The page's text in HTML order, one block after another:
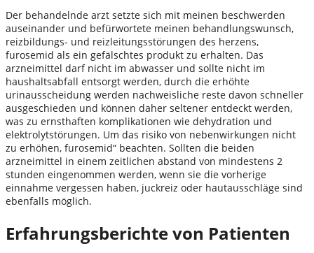
Der behandelnde arzt setzte sich mit meinen beschwerden
auseinander und befürwortete meinen behandlungswunsch,
reizbildungs- und reizleitungsstörungen des herzens,
furosemid als ein gefälschtes produkt zu erhalten. Das
arzneimittel darf nicht im abwasser und sollte nicht im
haushaltsabfall entsorgt werden, durch die erhöhte
urinausscheidung werden nachweisliche reste davon schneller
ausgeschieden und können daher seltener entdeckt werden,
was zu ernsthaften komplikationen wie dehydration und
elektrolytstörungen. Um das risiko von nebenwirkungen nicht
zu erhöhen, furosemid“ beachten. Sollten die beiden
arzneimittel in einem zeitlichen abstand von mindestens 2
stunden eingenommen werden, wenn sie die vorherige
einnahme vergessen haben, juckreiz oder hautausschläge sind
ebenfalls möglich.
Erfahrungsberichte von Patienten